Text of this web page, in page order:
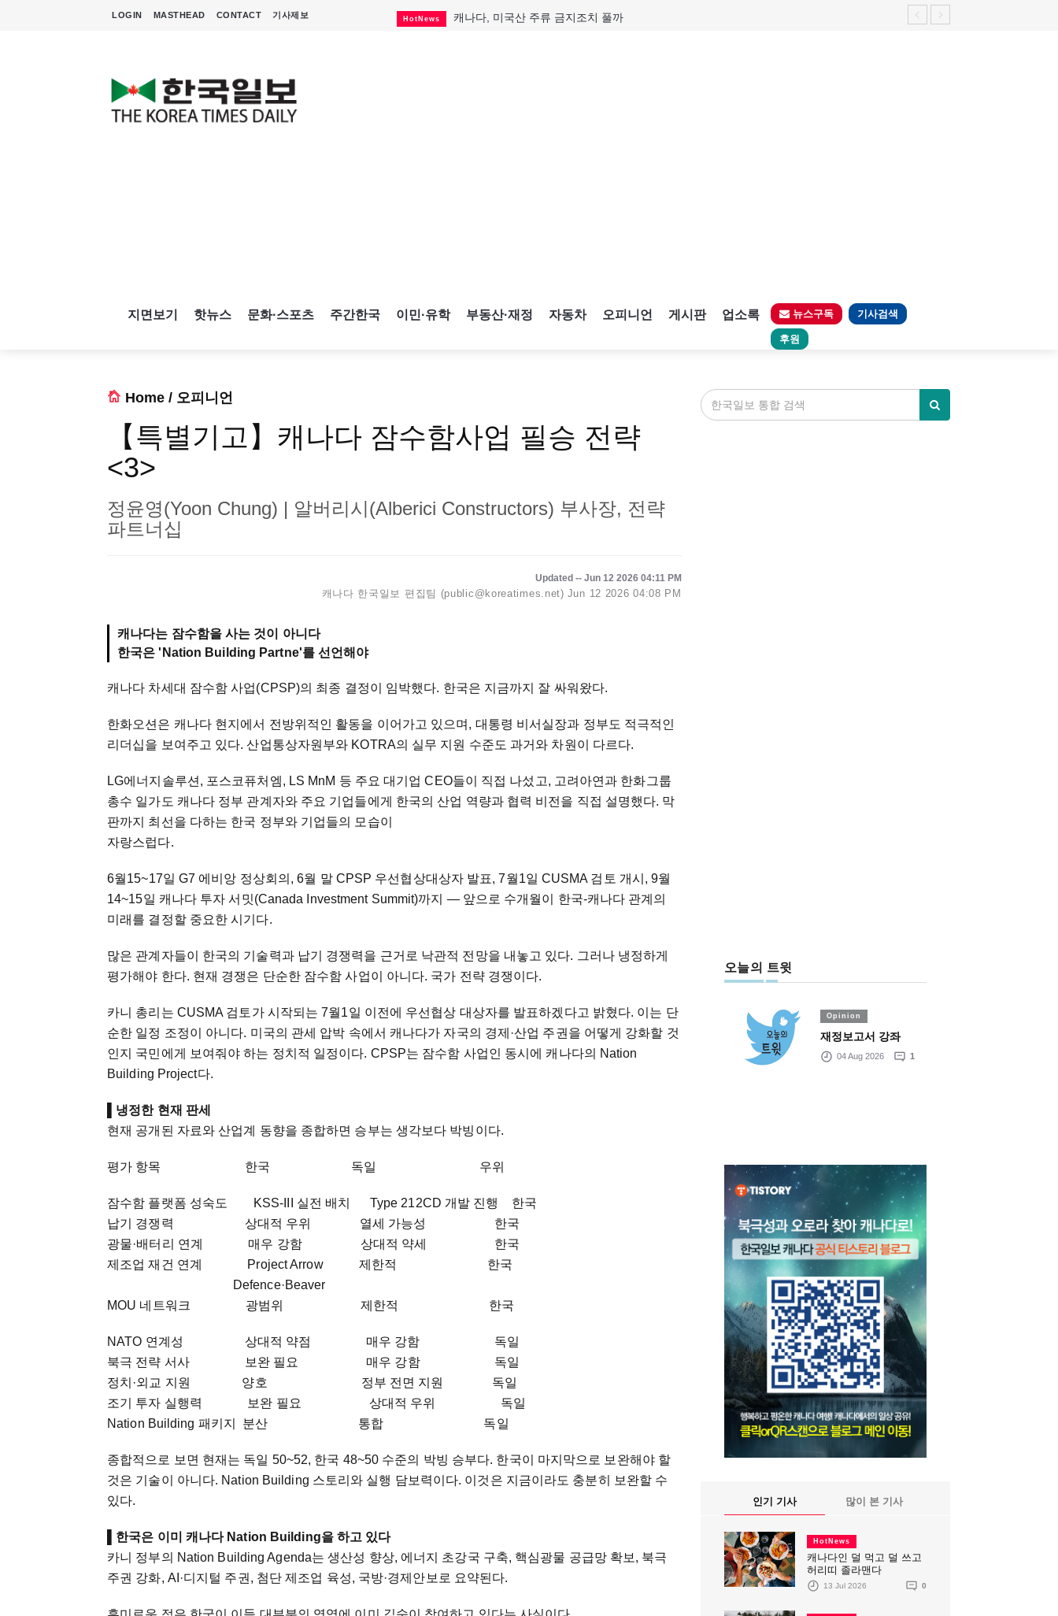
LOGIN MASTHEAD CONTACT 기사제보 HotNews 캐나다, 미국산 주류 금지조치 풀까
지면보기 핫뉴스 문화·스포츠 주간한국 이민·유학 부동산·재정 자동차 오피니언 게시판 업소록 뉴스구독 기사검색
후원
Home / 오피니언
【특별기고】캐나다 잠수함사업 필승 전략
<3>
정윤영(Yoon Chung) | 알버리시(Alberici Constructors) 부사장, 전략
파트너십
Updated -- Jun 12 2026 04:11 PM
캐나다 한국일보 편집팀 (public@koreatimes.net) Jun 12 2026 04:08 PM
캐나다는 잠수함을 사는 것이 아니다
한국은 'Nation Building Partne'를 선언해야
캐나다 차세대 잠수함 사업(CPSP)의 최종 결정이 임박했다. 한국은 지금까지 잘 싸워왔다.
한화오션은 캐나다 현지에서 전방위적인 활동을 이어가고 있으며, 대통령 비서실장과 정부도 적극적인
리더십을 보여주고 있다. 산업통상자원부와 KOTRA의 실무 지원 수준도 과거와 차원이 다르다.
LG에너지솔루션, 포스코퓨처엠, LS MnM 등 주요 대기업 CEO들이 직접 나섰고, 고려아연과 한화그룹
총수 일가도 캐나다 정부 관계자와 주요 기업들에게 한국의 산업 역량과 협력 비전을 직접 설명했다. 막
판까지 최선을 다하는 한국 정부와 기업들의 모습이
자랑스럽다.
6월15~17일 G7 에비앙 정상회의, 6월 말 CPSP 우선협상대상자 발표, 7월1일 CUSMA 검토 개시, 9월
14~15일 캐나다 투자 서밋(Canada Investment Summit)까지 — 앞으로 수개월이 한국-캐나다 관계의
미래를 결정할 중요한 시기다.
많은 관계자들이 한국의 기술력과 납기 경쟁력을 근거로 낙관적 전망을 내놓고 있다. 그러나 냉정하게
평가해야 한다. 현재 경쟁은 단순한 잠수함 사업이 아니다. 국가 전략 경쟁이다.
카니 총리는 CUSMA 검토가 시작되는 7월1일 이전에 우선협상 대상자를 발표하겠다고 밝혔다. 이는 단
순한 일정 조정이 아니다. 미국의 관세 압박 속에서 캐나다가 자국의 경제·산업 주권을 어떻게 강화할 것
인지 국민에게 보여줘야 하는 정치적 일정이다. CPSP는 잠수함 사업인 동시에 캐나다의 Nation
Building Project다.
냉정한 현재 판세
현재 공개된 자료와 산업계 동향을 종합하면 승부는 생각보다 박빙이다.
평가 항목 한국 독일 우위
잠수함 플랫폼 성숙도 KSS-III 실전 배치 Type 212CD 개발 진행 한국
납기 경쟁력 상대적 우위 열세 가능성 한국
광물·배터리 연계 매우 강함 상대적 약세 한국
제조업 재건 연계 Project Arrow 제한적 한국
Defence·Beaver
MOU 네트워크 광범위 제한적 한국
NATO 연계성 상대적 약점 매우 강함 독일
북극 전략 서사 보완 필요 매우 강함 독일
정치·외교 지원 양호 정부 전면 지원 독일
조기 투자 실행력 보완 필요 상대적 우위 독일
Nation Building 패키지 분산 통합 독일
종합적으로 보면 현재는 독일 50~52, 한국 48~50 수준의 박빙 승부다. 한국이 마지막으로 보완해야 할
것은 기술이 아니다. Nation Building 스토리와 실행 담보력이다. 이것은 지금이라도 충분히 보완할 수
있다.
한국은 이미 캐나다 Nation Building을 하고 있다
카니 정부의 Nation Building Agenda는 생산성 향상, 에너지 초강국 구축, 핵심광물 공급망 확보, 북극
주권 강화, AI·디지털 주권, 첨단 제조업 육성, 국방·경제안보로 요약된다.
오늘의 트윗
Opinion
재정보고서 강좌
04 Aug 2026 1
인기 기사 많이 본 기사
HotNews
캐나다인 덜 먹고 덜 쓰고
허리띠 졸라맨다
13 Jul 2026 0